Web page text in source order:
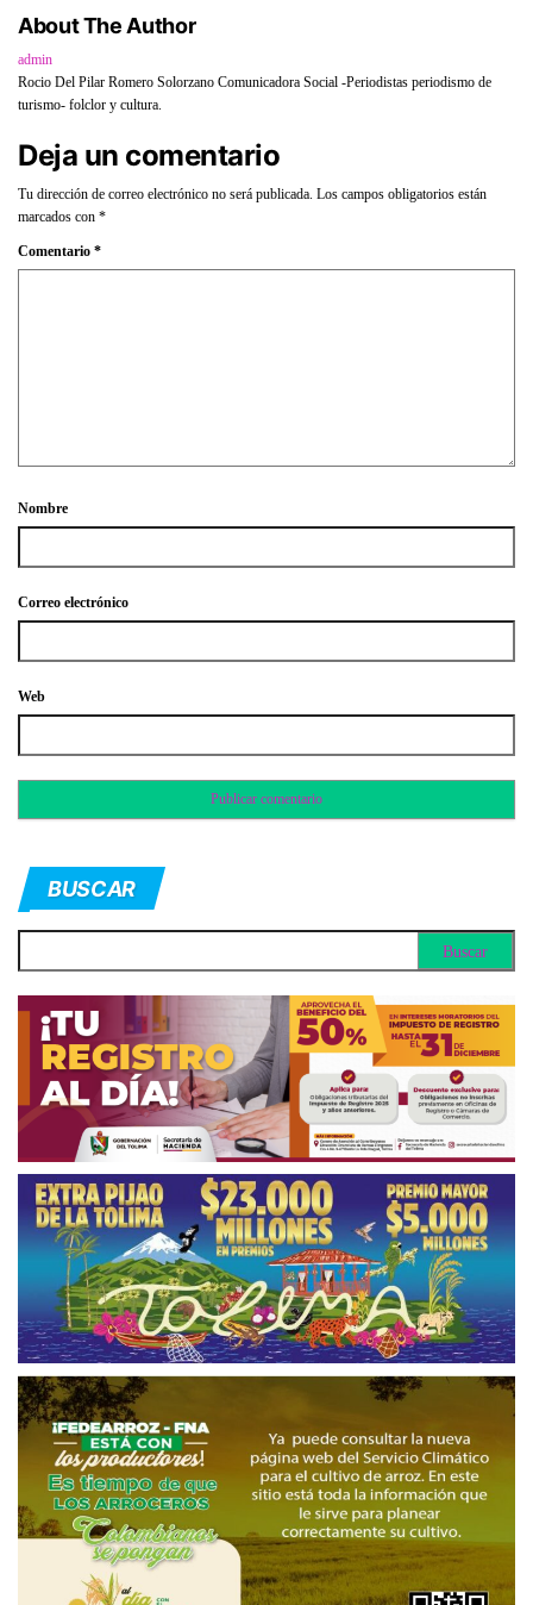
About The Author
admin
Rocio Del Pilar Romero Solorzano Comunicadora Social -Periodistas periodismo de
turismo- folclor y cultura.
Deja un comentario
Tu dirección de correo electrónico no será publicada. Los campos obligatorios están
marcados con *
Comentario *
Nombre
Correo electrónico
Web
BUSCAR